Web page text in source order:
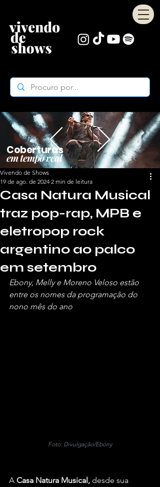
Coberturas
em tempo real
Casa Natura Musical
traz pop-rap, MPB e
eletropop rock
argentino ao palco
em setembro
Vivendo de Shows
19 de ago. de 2024 2 min de leitura
Ebony, Melly e Moreno Veloso estão
entre os nomes da programação do
nono mês do ano
Foto: Divulgação/Ebony
A Casa Natura Musical, desde sua